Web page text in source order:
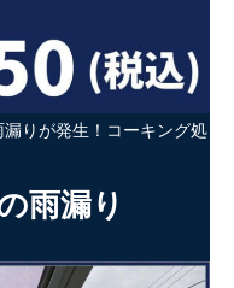
りが発生！コーキング処
雨漏り